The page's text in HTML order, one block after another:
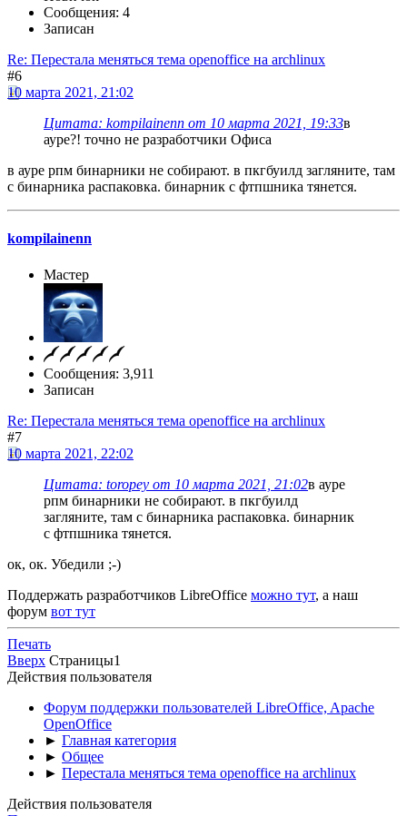
Сообщения: 4
Записан
Re: Перестала меняться тема openoffice на archlinux
#6
10 марта 2021, 21:02
Цитата: kompilainenn от 10 марта 2021, 19:33в
ауре?! точно не разработчики Офиса
в ауре рпм бинарники не собирают. в пкгбуилд загляните, там
с бинарника распаковка. бинарник с фтпшника тянется.
kompilainenn
Мастер
Сообщения: 3,911
Записан
Re: Перестала меняться тема openoffice на archlinux
#7
10 марта 2021, 22:02
Цитата: toropey от 10 марта 2021, 21:02в ауре
рпм бинарники не собирают. в пкгбуилд
загляните, там с бинарника распаковка. бинарник
с фтпшника тянется.
ок, ок. Убедили ;-)
Поддержать разработчиков LibreOffice можно тут, а наш
форум вот тут
Печать
Вверх Страницы1
Действия пользователя
Форум поддержки пользователей LibreOffice, Apache
OpenOffice
► Главная категория
► Общее
► Перестала меняться тема openoffice на archlinux
Действия пользователя